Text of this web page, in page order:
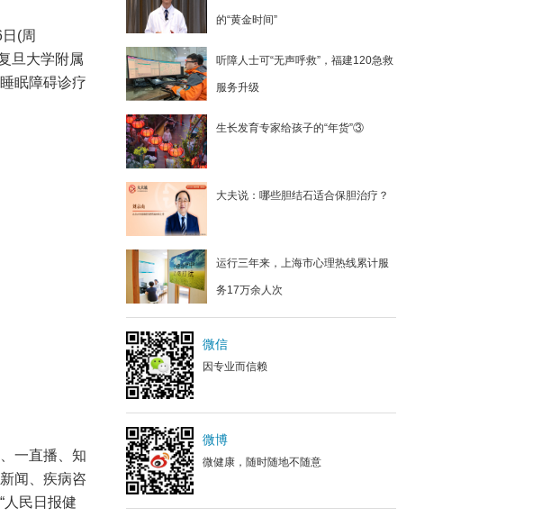
(周
旦大学附属
眠障碍诊疗
一直播、知
闻、疾病咨
人民日报健
的“黄金时间”
听障人士可“无声呼救”，福建120急救
服务升级
生长发育专家给孩子的“年货”③
大夫说：哪些胆结石适合保胆治疗？
运行三年来，上海市心理热线累计服
务17万余人次
微信
因专业而信赖
微博
微健康，随时随地不随意